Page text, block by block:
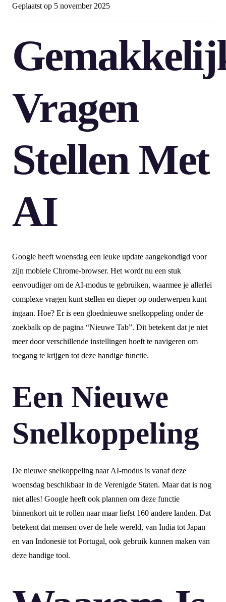
Geplaatst op 5 november 2025
Vragen
Stellen Met
AI
Google heeft woensdag een leuke update aangekondigd voor
zijn mobiele Chrome-browser. Het wordt nu een stuk
eenvoudiger om de AI-modus te gebruiken, waarmee je allerlei
complexe vragen kunt stellen en dieper op onderwerpen kunt
ingaan. Hoe? Er is een gloednieuwe snelkoppeling onder de
zoekbalk op de pagina “Nieuwe Tab”. Dit betekent dat je niet
meer door verschillende instellingen hoeft te navigeren om
toegang te krijgen tot deze handige functie.
Een Nieuwe
Snelkoppeling
De nieuwe snelkoppeling naar AI-modus is vanaf deze
woensdag beschikbaar in de Verenigde Staten. Maar dat is nog
niet alles! Google heeft ook plannen om deze functie
binnenkort uit te rollen naar maar liefst 160 andere landen. Dat
betekent dat mensen over de hele wereld, van India tot Japan
en van Indonesië tot Portugal, ook gebruik kunnen maken van
deze handige tool.